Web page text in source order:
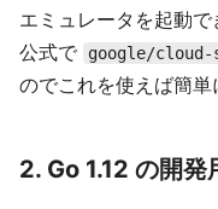
エミュレータを起動で
公式で
google/cloud-
のでこれを使えば簡単
2. Go 1.12 の開